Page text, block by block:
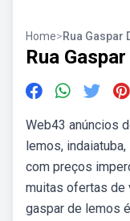
Home>Rua Gaspar
Rua
Web43 anúncios
lemos,
com preços
muitas ofertas de
gaspar de lemos